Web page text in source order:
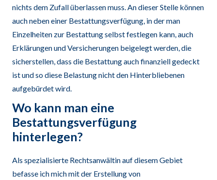
nichts dem Zufall überlassen muss. An dieser Stelle können
auch neben einer Bestattungsverfügung, in der man
Einzelheiten zur Bestattung selbst festlegen kann, auch
Erklärungen und Versicherungen beigelegt werden, die
sicherstellen, dass die Bestattung auch finanziell gedeckt
ist und so diese Belastung nicht den Hinterbliebenen
aufgebürdet wird.
Wo kann man eine
Bestattungsverfügung
hinterlegen?
Als spezialisierte Rechtsanwältin auf diesem Gebiet
befasse ich mich mit der Erstellung von